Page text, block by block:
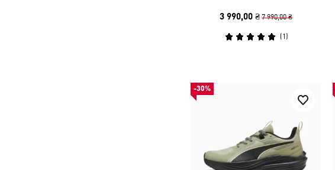
3 990,00 ₴ 7 990,00 ₴
(1 )
-30%